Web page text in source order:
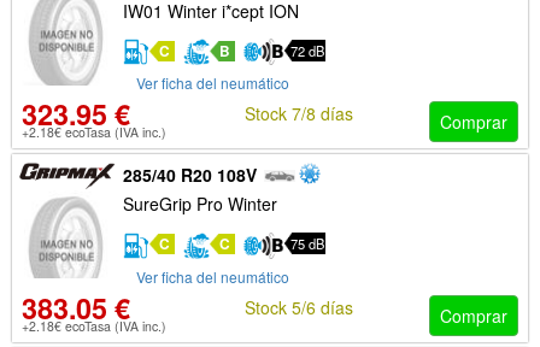
IW01 Winter i*cept ION
C B 72 dB
Ver ficha del neumático
323.95 €
+2.18€ ecoTasa (IVA inc.) Comprar
Stock 7/8 días
285/40 R20 108V
SureGrip Pro Winter
C C 75 dB
Ver ficha del neumático
383.05 €
+2.18€ ecoTasa (IVA inc.) Comprar
Stock 5/6 días